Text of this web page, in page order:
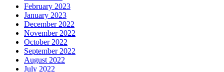
February 2023
January 2023
December 2022
November 2022
October 2022
September 2022
August 2022
July 2022